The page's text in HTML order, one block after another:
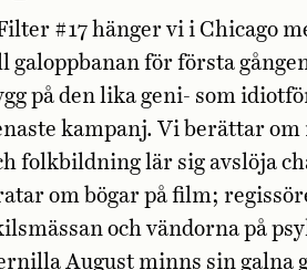
#17 hänger vi i Chicago
galoppbanan för första
på den lika geni- som
kampanj. Vi berättar
folkbildning lär sig avslöja
om bögar på film;
och vändorna på
August minns sin galna